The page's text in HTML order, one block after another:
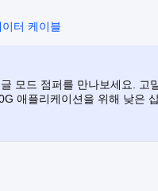
터 케이블
모드 점퍼를 만나보세요. 고
애플리케이션을 위해 낮은